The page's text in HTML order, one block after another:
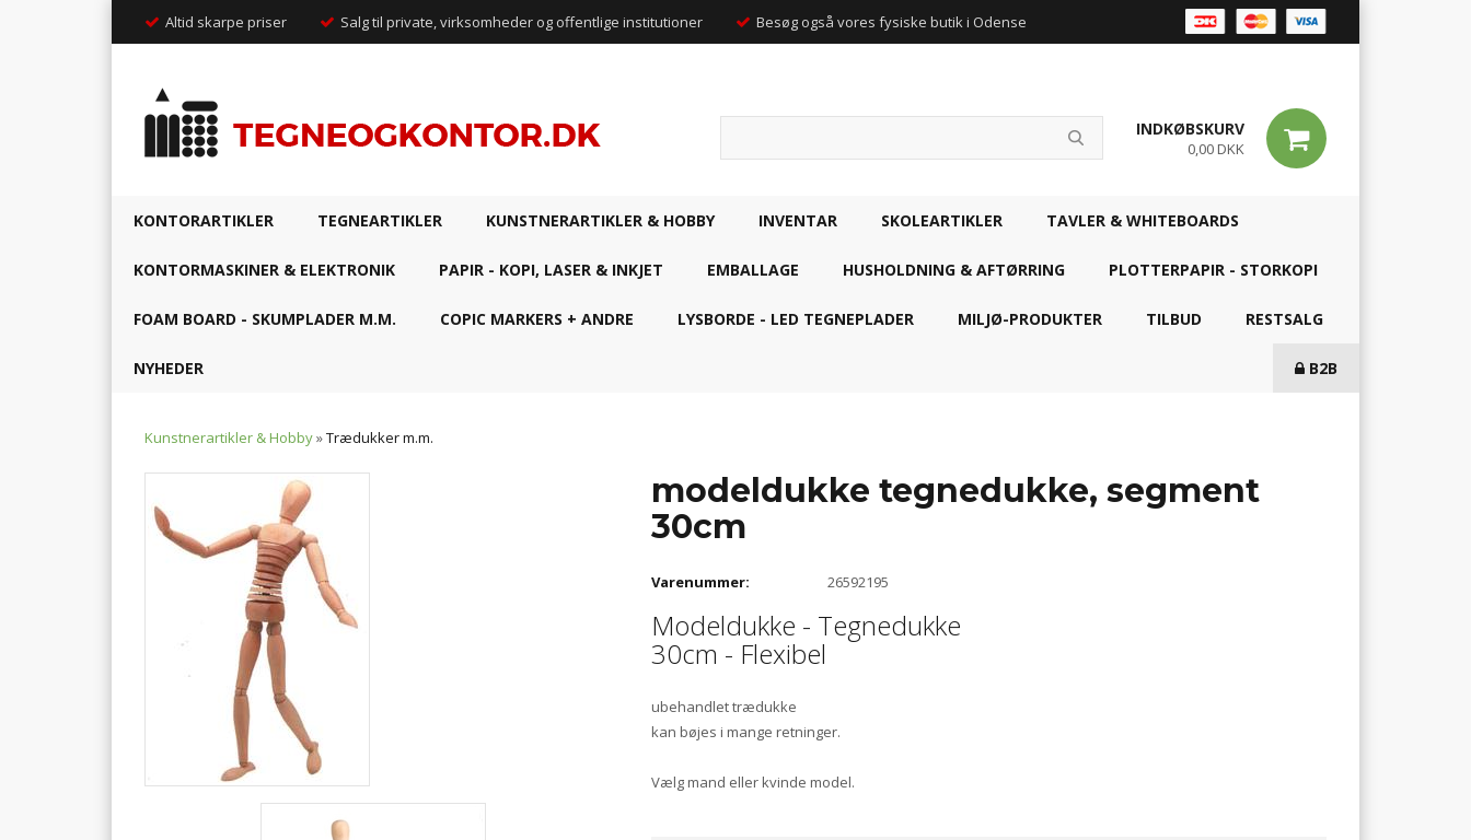
Altid skarpe priser Salg til private, virksomheder og offentlige institutioner Besøg også vores fysiske butik i Odense
INDKØBSKURV
0,00 DKK
KONTORARTIKLER TEGNEARTIKLER KUNSTNERARTIKLER & HOBBY INVENTAR SKOLEARTIKLER TAVLER & WHITEBOARDS
KONTORMASKINER & ELEKTRONIK PAPIR - KOPI, LASER & INKJET EMBALLAGE HUSHOLDNING & AFTØRRING PLOTTERPAPIR - STORKOPI
FOAM BOARD - SKUMPLADER M.M. COPIC MARKERS + ANDRE LYSBORDE - LED TEGNEPLADER MILJØ-PRODUKTER TILBUD RESTSALG
NYHEDER B2B
Kunstnerartikler & Hobby»Trædukker m.m.
modeldukke tegnedukke, segment
30cm
Varenummer: 26592195
Modeldukke - Tegnedukke
30cm - Flexibel
ubehandlet trædukke
kan bøjes i mange retninger.
Vælg mand eller kvinde model.